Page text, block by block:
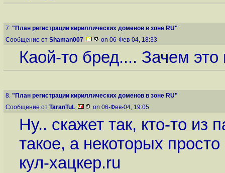
7. "План регистрации кириллических доменов в зоне RU"
Сообщение от Shaman007 on 06-Фев-04, 18:33
Каой-то бред.... Зачем это
8. "План регистрации кириллических доменов в зоне RU"
Сообщение от TaranTuL on 06-Фев-04, 19:05
Ну.. скажет так, кто-то из
такое, а некоторых
кул-хацкер.ru